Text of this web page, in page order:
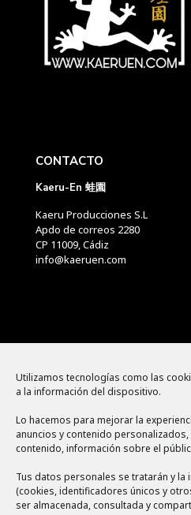
Utilizamos tecnologías como las
a la información del dispositivo.
Lo hacemos para mejorar la
anuncios y contenido
contenido, información sobre el
Tus datos personales se tratarán y
(cookies, identificadores únicos y
ser almacenada, consultada y
CONTACTO
Kaeru-En 蛙園
Kaeru Producciones S.L
Apdo de correos 2280
CP 11009, Cádiz
info@kaeruen.com
Política de cookies
Aviso legal
Política de privacidad